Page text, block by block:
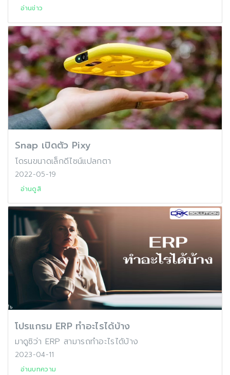
อ่านข่าว
Snap เปิดตัว Pixy
โดรนขนาดเล็กดีไซน์แปลกตา
2022-05-19
อ่านดูสิ
โปรแกรม ERP ทำอะไรได้บ้าง
มาดูซิว่า ERP สามารถทำอะไรได้บ้าง
2023-04-11
อ่านบทความ